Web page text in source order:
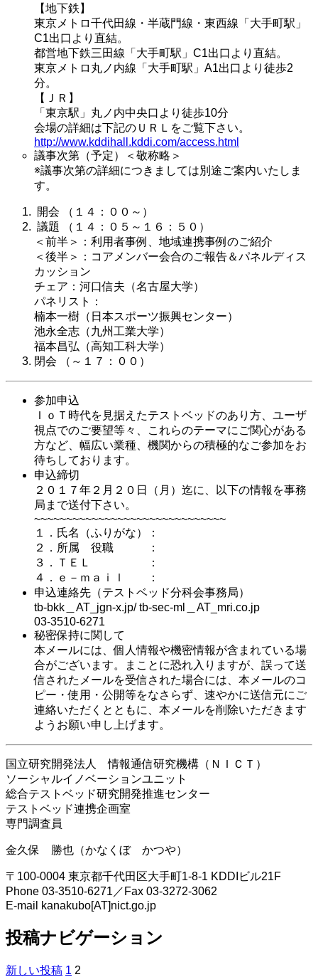
【地下鉄】
東京メトロ千代田線・半蔵門線・東西線「大手町駅」
C1出口より直結。
都営地下鉄三田線「大手町駅」C1出口より直結。
東京メトロ丸ノ内線「大手町駅」A1出口より徒歩2
分。
【ＪＲ】
「東京駅」丸ノ内中央口より徒歩10分
会場の詳細は下記のＵＲＬをご覧下さい。
http://www.kddihall.kddi.com/access.html
議事次第（予定）＜敬称略＞
※議事次第の詳細につきましては別途ご案内いたしま
す。
開会 （１４：００～）
議題 （１４：０５～１６：５０）
＜前半＞：利用者事例、地域連携事例のご紹介
＜後半＞：コアメンバー会合のご報告＆パネルディス
カッション
チェア：河口信夫（名古屋大学）
パネリスト：
楠本一樹（日本スポーツ振興センター）
池永全志（九州工業大学）
福本昌弘（高知工科大学）
閉会 （～１７：００）
参加申込
ＩｏＴ時代を見据えたテストベッドのあり方、ユーザ
視点でのご要望等々、これらのテーマにご関心がある
方など、幅広い業種、機関からの積極的なご参加をお
待ちしております。
申込締切
２０１７年２月２０日（月）迄に、以下の情報を事務
局まで送付下さい。
~~~~~~~~~~~~~~~~~~~~~~~~~~~~~~
１．氏名（ふりがな）：
２．所属 役職 ：
３．ＴＥＬ ：
４．ｅ－ｍａｉｌ ：
申込連絡先（テストベッド分科会事務局）
tb-bkk＿AT_jgn-x.jp/ tb-sec-ml＿AT_mri.co.jp
03-3510-6271
秘密保持に関して
本メールには、個人情報や機密情報が含まれている場
合がございます。まことに恐れ入りますが、誤って送
信されたメールを受信された場合には、本メールのコ
ピー・使用・公開等をなさらず、速やかに送信元にご
連絡いただくとともに、本メールを削除いただきます
ようお願い申し上げます。
国立研究開発法人 情報通信研究機構（ＮＩＣＴ）
ソーシャルイノベーションユニット
総合テストベッド研究開発推進センター
テストベッド連携企画室
専門調査員
金久保 勝也（かなくぼ かつや）
〒100-0004 東京都千代田区大手町1-8-1 KDDIビル21F
Phone 03-3510-6271／Fax 03-3272-3062
E-mail kanakubo[AT]nict.go.jp
投稿ナビゲーション
新しい投稿 1 2